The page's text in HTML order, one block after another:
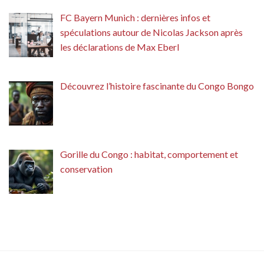
FC Bayern Munich : dernières infos et
spéculations autour de Nicolas Jackson après
les déclarations de Max Eberl
Découvrez l’histoire fascinante du Congo Bongo
Gorille du Congo : habitat, comportement et
conservation